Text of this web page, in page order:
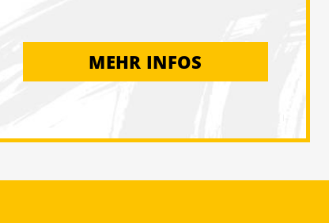
MEHR INFOS